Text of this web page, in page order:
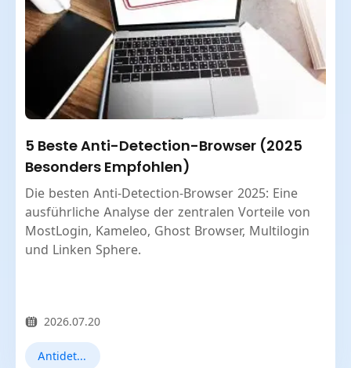
5 Beste Anti-Detection-Browser (2025
Besonders Empfohlen)
Die besten Anti-Detection-Browser 2025: Eine
ausführliche Analyse der zentralen Vorteile von
MostLogin, Kameleo, Ghost Browser, Multilogin
und Linken Sphere.
2026.07.20
Antidetect-Browser